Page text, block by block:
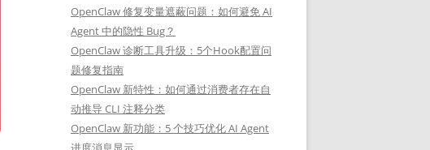
OpenClaw 修复变量遮蔽问题：如何避免 AI
Agent 中的隐性 Bug？
OpenClaw 诊断工具升级：5个Hook配置问
题修复指南
OpenClaw 新特性：如何通过消费者存在自
动推导 CLI 注释分类
OpenClaw 新功能：5 个技巧优化 AI Agent